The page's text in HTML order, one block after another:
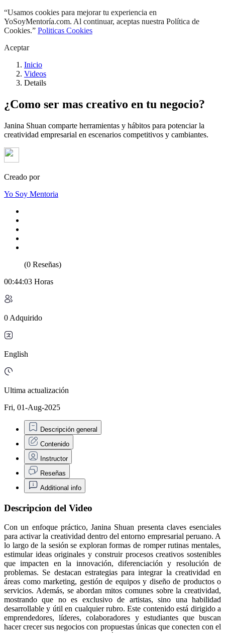
“Usamos cookies para mejorar tu experiencia en
YoSoyMentoría.com. Al continuar, aceptas nuestra Política de
Cookies.” Politicas Cookies
Aceptar
Inicio
Videos
Details
¿Como ser mas creativo en tu negocio?
Janina Shuan comparte herramientas y hábitos para potenciar la
creatividad empresarial en escenarios competitivos y cambiantes.
Creado por
Yo Soy Mentoria
(0 Reseñas)
00:44:03 Horas
0 Adquirido
English
Ultima actualización
Fri, 01-Aug-2025
Descripción general
Contenido
Instructor
Reseñas
Additional info
Descripcion del Video
Con un enfoque práctico, Janina Shuan presenta claves esenciales
para activar la creatividad dentro del entorno empresarial peruano. A
lo largo de la sesión se exploran formas de romper rutinas mentales,
estimular ideas originales y construir procesos creativos sostenibles
que impacten en la innovación, diferenciación y resolución de
problemas. Se destacan estrategias para integrar la creatividad en
áreas como marketing, gestión de equipos y diseño de productos o
servicios. Además, se abordan mitos comunes sobre la creatividad,
mostrando que no es exclusivo de artistas, sino una habilidad
desarrollable y útil en cualquier rubro. Este contenido está dirigido a
emprendedores, líderes, colaboradores y estudiantes que buscan
hacer crecer sus negocios con propuestas únicas que conecten con el